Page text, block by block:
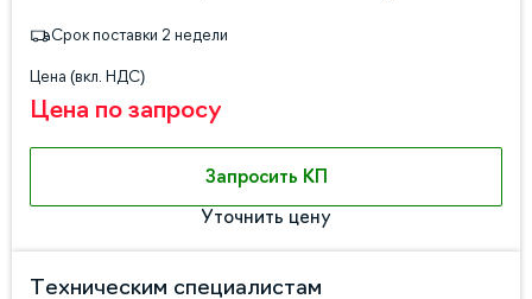
Срок поставки 2 недели
Цена (вкл. НДС)
Цена по запросу
Запросить КП
Уточнить цену
Техническим специалистам